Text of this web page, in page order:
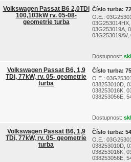
Volkswagen Passat B6 2,0TDi
100,103kW rv. 05-08-
geometrie turba
O.E.:
03G253019A,
03G253019AV,
Číslo turba:
Dostupnost:
Volkswagen Passat B6, 1,9
TDi, 77kW, rv. 05- geometrie
turba
O.E.:
038253010D,
038253016K,
038253056E,
Číslo turba:
Dostupnost:
Volkswagen Passat B6, 1,9
TDi, 77kW, rv. 05- geometrie
turba
O.E.:
038253010D,
038253016K,
038253056E,
Číslo turba: